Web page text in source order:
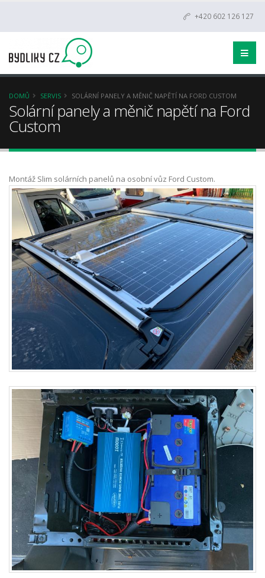
+420 602 126 127
DOMŮ SERVIS SOLÁRNÍ PANELY A MĚNIČ NAPĚTÍ NA FORD CUSTOM
Solární panely a měnič napětí na Ford
Custom
Montáž Slim solárních panelů na osobní vůz Ford Custom.